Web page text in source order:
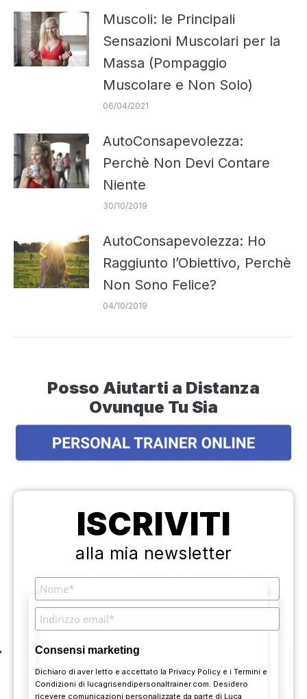
Muscoli: le Principali
Sensazioni Muscolari per la
Massa (Pompaggio
Muscolare e Non Solo)
06/04/2021
AutoConsapevolezza:
Perchè Non Devi Contare
Niente
30/10/2019
AutoConsapevolezza: Ho
Raggiunto l’Obiettivo, Perchè
Non Sono Felice?
04/10/2019
Posso Aiutarti a Distanza
Ovunque Tu Sia
ISCRIVITI
alla mia newsletter
Consensi marketing
Dichiaro di aver letto e accettato la Privacy Policy e iTermini e
Condizioni di lucagrisendipersonaltrainer.com. Desidero
ricevere comunicazioni personalizzate da parte di Luca